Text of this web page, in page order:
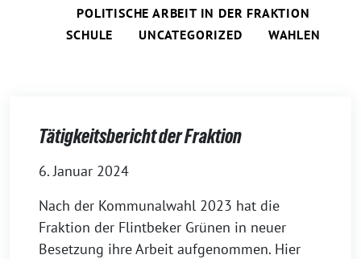
POLITISCHE ARBEIT IN DER FRAKTION
SCHULE
UNCATEGORIZED WAHLEN
Tätigkeitsbericht der Fraktion
6. Januar 2024
Nach der Kommunalwahl 2023 hat die
Fraktion der Flintbeker Grünen in neuer
Besetzung ihre Arbeit aufgenommen. Hier